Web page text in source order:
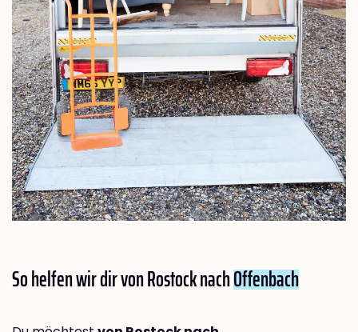
So helfen wir dir von Rostock nachOffenbach